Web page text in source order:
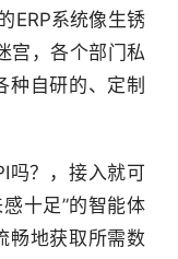
ERP系统像生锈
宫，各个部门私
种自研的、定制
吗？，接入就可
十足”的智能体
畅地获取所需数